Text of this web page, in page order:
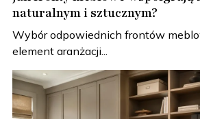
naturalnym i sztucznym?
Wybór odpowiednich frontów
element aranżacji...